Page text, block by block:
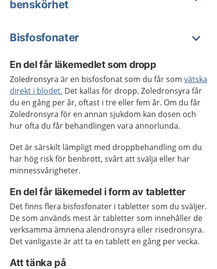
benskörhet
Bisfosfonater
En del får läkemedlet som dropp
Zoledronsyra är en bisfosfonat som du får som vätska
direkt i blodet. Det kallas för dropp. Zoledronsyra får
du en gång per år, oftast i tre eller fem år. Om du får
Zoledronsyra för en annan sjukdom kan dosen och
hur ofta du får behandlingen vara annorlunda.
Det är särskilt lämpligt med droppbehandling om du
har hög risk för benbrott, svårt att svälja eller har
minnessvårigheter.
En del får läkemedel i form av tabletter
Det finns flera bisfosfonater i tabletter som du sväljer.
De som används mest är tabletter som innehåller de
verksamma ämnena alendronsyra eller risedronsyra.
Det vanligaste är att ta en tablett en gång per vecka.
Att tänka på